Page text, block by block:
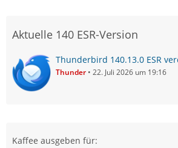
Aktuelle 140 ESR-Version
Thunderbird 140.13.0 ESR
Thunder 22. Juli 2026 um 19:16
Kaffee ausgeben für: